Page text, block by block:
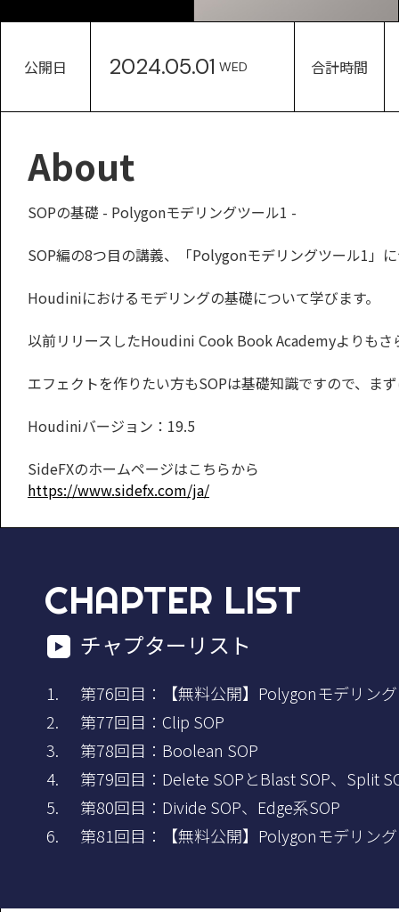
公開日 2024.05.01 WED 合計時間
About
SOPの基礎 - Polygonモデリングツール1 -
SOP編の8つ目の講義、「Polygonモデリングツール1」
Houdiniにおけるモデリングの基礎について学びます。
以前リリースしたHoudini Cook Book Academyよりも
エフェクトを作りたい方もSOPは基礎知識ですので、ま
Houdiniバージョン：19.5
SideFXのホームページはこちらから
https://www.sidefx.com/ja/
CHAPTER LIST
チャプターリスト
第76回目：【無料公開】Polygonモデリン
第77回目：Clip SOP
第78回目：Boolean SOP
第79回目：Delete SOPとBlast SOP、Split
第80回目：Divide SOP、Edge系SOP
第81回目：【無料公開】Polygonモデリン